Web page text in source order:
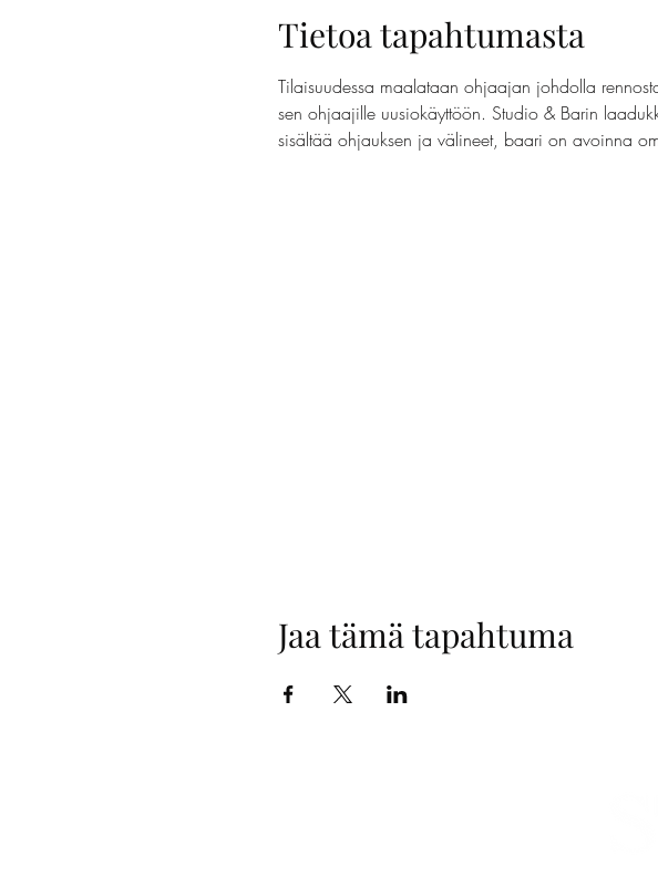
Tietoa tapahtumasta
Tilaisuudessa maalataan ohjaajan johdolla
sen ohjaajille uusiokäyttöön. Studio & Barin
sisältää ohjauksen ja välineet, baari on avoinna
Jaa tämä tapahtuma